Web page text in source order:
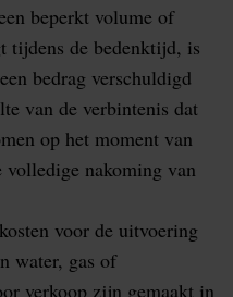
beperkt volume of
tijdens de bedenktijd, is
bedrag verschuldigd
van de verbintenis dat
op het moment van
volledige nakoming van
voor de uitvoering
water, gas of
verkoop zijn gemaakt in